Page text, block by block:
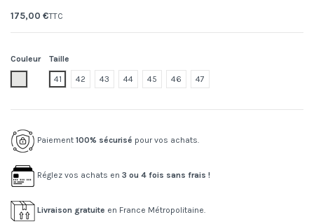
175,00 €TTC
Couleur
Leat/leat wht/wht
Taille
41 42 43 44 45 46 47
Paiement 100% sécurisé pour vos achats.
Réglez vos achats en 3 ou 4 fois sans frais !
Livraison gratuite en France Métropolitaine.